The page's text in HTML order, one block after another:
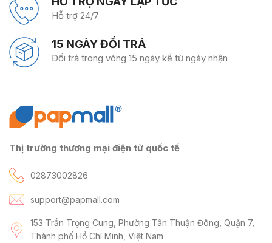
Hỗ trợ 24/7
15 NGÀY ĐỔI TRẢ
Đổi trả trong vòng 15 ngày kể từ ngày nhận
Thị trường thương mại điện tử quốc tế
02873002826
support@papmall.com
153 Trần Trọng Cung, Phường Tân Thuận Đông, Quận 7,
Thành phố Hồ Chí Minh, Việt Nam